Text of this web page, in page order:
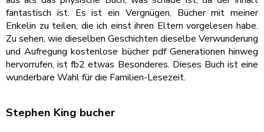
fantastisch ist. Es ist ein Vergnügen, Bücher mit meiner
Enkelin zu teilen, die ich einst ihren Eltern vorgelesen habe.
Zu sehen, wie dieselben Geschichten dieselbe Verwunderung
und Aufregung kostenlose bücher pdf Generationen hinweg
hervorrufen, ist fb2 etwas Besonderes. Dieses Buch ist eine
wunderbare Wahl für die Familien-Lesezeit.
Stephen King bucher